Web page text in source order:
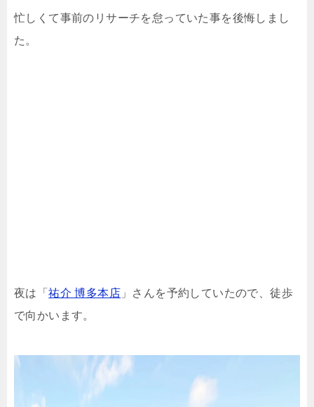
忙しくて事前のリサーチを怠っていた事を後悔しまし
た。
夜は「祐介 博多本店 」さんを予約していたので、徒歩
で向かいます。